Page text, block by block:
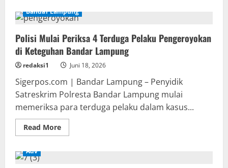
Terpencil
Pulau
Resmi
Diluncurkan,
Dukung
Program
MBG
Wilayah
Kepulauan
Bandar Lampung
Polisi Mulai Periksa 4 Terduga Pelaku Pengeroyokan
di Keteguhan Bandar Lampung
redaksi1 Juni 18, 2026
Sigerpos.com | Bandar Lampung – Penyidik
Satreskrim Polresta Bandar Lampung mulai
memeriksa para terduga pelaku dalam kasus...
Read MoreRead
more
Adv